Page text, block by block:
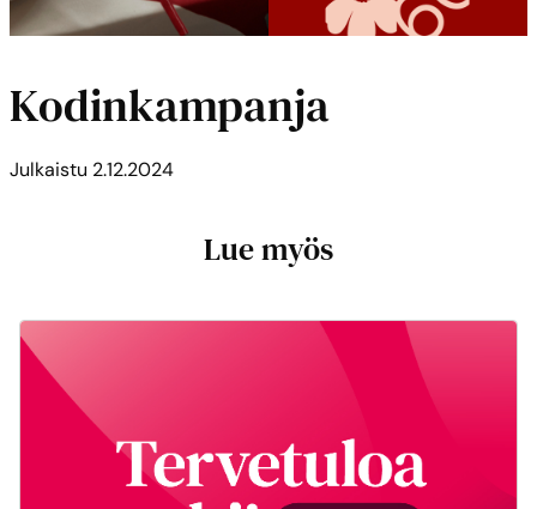
Kodinkampanja
Julkaistu 2.12.2024
Lue myös